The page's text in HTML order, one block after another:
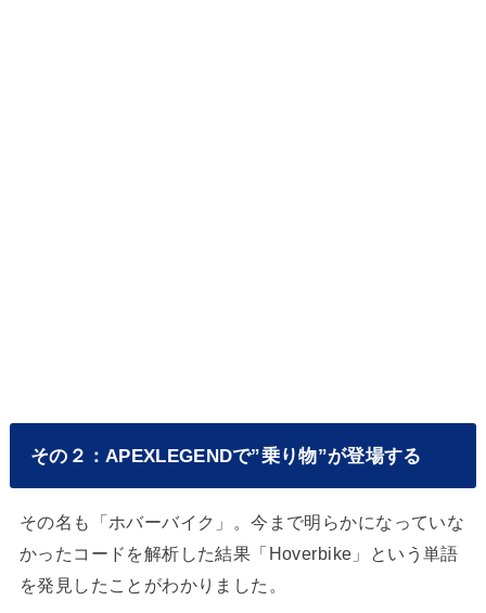
その２：APEXLEGENDで”乗り物”が登場する
その名も「ホバーバイク」。今まで明らかになっていな
かったコードを解析した結果「Hoverbike」という単語
を発見したことがわかりました。